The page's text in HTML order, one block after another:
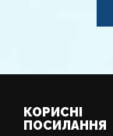
КОРИСНІ
ПОСИЛАННЯ